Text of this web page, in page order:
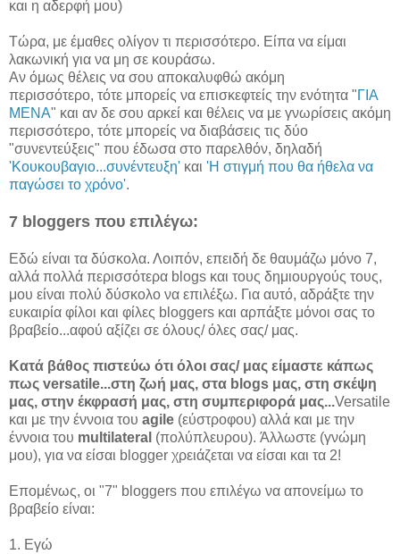
και η αδερφή μου)
Τώρα, με έμαθες ολίγον τι περισσότερο. Είπα να είμαι
λακωνική για να μη σε κουράσω.
Αν όμως θέλεις να σου αποκαλυφθώ ακόμη
περισσότερο, τότε μπορείς να επισκεφτείς την ενότητα "ΓΙΑ
ΜΕΝΑ" και αν δε σου αρκεί και θέλεις να με γνωρίσεις ακόμη
περισσότερο, τότε μπορείς να διαβάσεις τις δύο
"συνεντεύξεις" που έδωσα στο παρελθόν, δηλαδή
'Κουκουβαγιο...συνέντευξη' και 'Η στιγμή που θα ήθελα να
παγώσει το χρόνο'.
7 bloggers που επιλέγω:
Εδώ είναι τα δύσκολα. Λοιπόν, επειδή δε θαυμάζω μόνο 7,
αλλά πολλά περισσότερα blogs και τους δημιουργούς τους,
μου είναι πολύ δύσκολο να επιλέξω. Για αυτό, αδράξτε την
ευκαιρία φίλοι και φίλες bloggers και αρπάξτε μόνοι σας το
βραβείο...αφού αξίζει σε όλους/ όλες σας/ μας.
Κατά βάθος πιστεύω ότι όλοι σας/ μας είμαστε κάπως
πως versatile...στη ζωή μας, στα blogs μας, στη σκέψη
μας, στην έκφρασή μας, στη συμπεριφορά μας...Versatile
και με την έννοια του agile (εύστροφου) αλλά και με την
έννοια του multilateral (πολύπλευρου). Άλλωστε (γνώμη
μου), για να είσαι blogger χρειάζεται να είσαι και τα 2!
Επομένως, οι "7" bloggers που επιλέγω να απονείμω το
βραβείο είναι:
1. Εγώ